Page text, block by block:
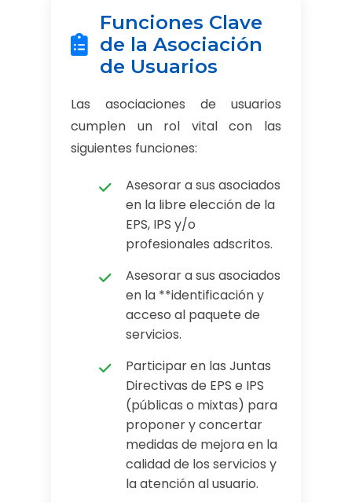
Funciones Clave
de la Asociación
de Usuarios
Las asociaciones de usuarios
cumplen un rol vital con las
siguientes funciones:
Asesorar a sus asociados
en la libre elección de la
EPS, IPS y/o
profesionales adscritos.
Asesorar a sus asociados
en la **identificación y
acceso al paquete de
servicios.
Participar en las Juntas
Directivas de EPS e IPS
(públicas o mixtas) para
proponer y concertar
medidas de mejora en la
calidad de los servicios y
la atención al usuario.